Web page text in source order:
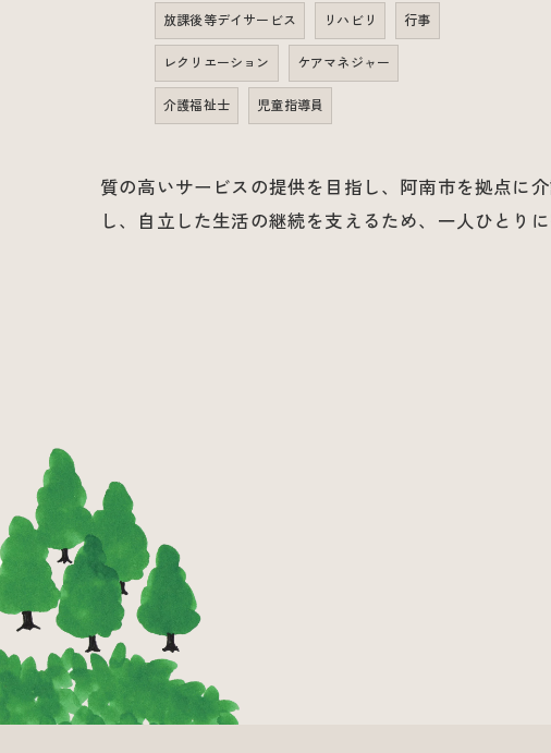
放課後等デイサービス リハビリ 行事
レクリエーション ケアマネジャー
介護福祉士 児童指導員
質の高いサービスの提供を目指し、阿南市を拠点に
し、自立した生活の継続を支えるため、一人ひとり